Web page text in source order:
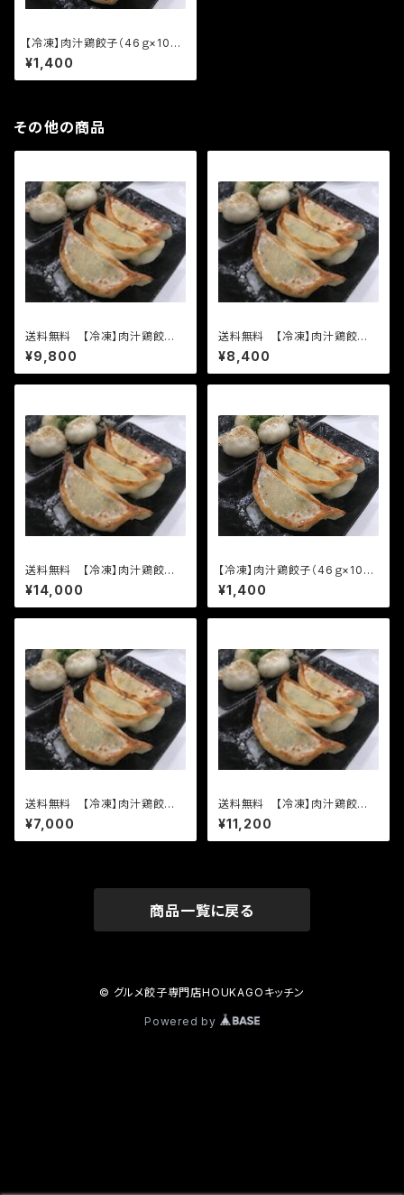
【冷凍】肉汁鶏餃子（46ｇ×10個
入り）通常餃子の２倍以上の大
きな餃子です。
¥1,400
その他の商品
送料無料 【冷凍】肉汁鶏餃子
（46g×10個入り）×７袋 通常
餃子の２倍以上の大きな餃子で
す。
¥9,800
送料無料 【冷凍】肉汁鶏餃子
（46g×10個入り）×６袋 通常
餃子の２倍以上の大きな餃子で
す。
¥8,400
送料無料 【冷凍】肉汁鶏餃子
（46g×10個入り）×１０袋 通
常餃子の２倍以上の大きな餃子
です。
¥14,000
【冷凍】肉汁鶏餃子（46ｇ×10個
入り）通常餃子の２倍以上の大
きな餃子です。
¥1,400
送料無料 【冷凍】肉汁鶏餃子
（46g×10個入り）×５袋 通常
餃子の２倍以上の大きな餃子で
す。
¥7,000
送料無料 【冷凍】肉汁鶏餃子
（46g×10個入り）×８袋 通常
餃子の２倍以上の大きな餃子で
す。
¥11,200
商品一覧に戻る
© グルメ餃子専門店HOUKAGOキッチン
Powered by